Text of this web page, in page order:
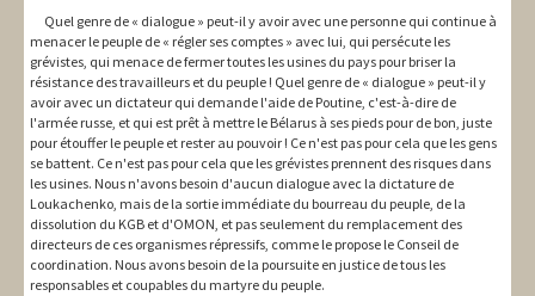
Quel genre de « dialogue » peut-il y avoir avec une personne qui continue à
menacer le peuple de « régler ses comptes » avec lui, qui persécute les
grévistes, qui menace de fermer toutes les usines du pays pour briser la
résistance des travailleurs et du peuple ! Quel genre de « dialogue » peut-il y
avoir avec un dictateur qui demande l'aide de Poutine, c'est-à-dire de
l'armée russe, et qui est prêt à mettre le Bélarus à ses pieds pour de bon, juste
pour étouffer le peuple et rester au pouvoir ! Ce n'est pas pour cela que les gens
se battent. Ce n'est pas pour cela que les grévistes prennent des risques dans
les usines. Nous n'avons besoin d'aucun dialogue avec la dictature de
Loukachenko, mais de la sortie immédiate du bourreau du peuple, de la
dissolution du KGB et d'OMON, et pas seulement du remplacement des
directeurs de ces organismes répressifs, comme le propose le Conseil de
coordination. Nous avons besoin de la poursuite en justice de tous les
responsables et coupables du martyre du peuple.